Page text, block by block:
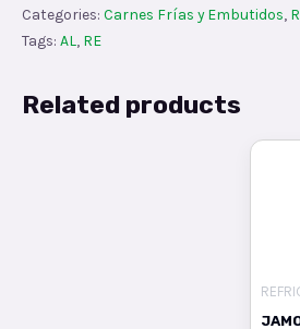
Categories: Carnes Frías y Embutidos,
Tags: AL, RE
Related products